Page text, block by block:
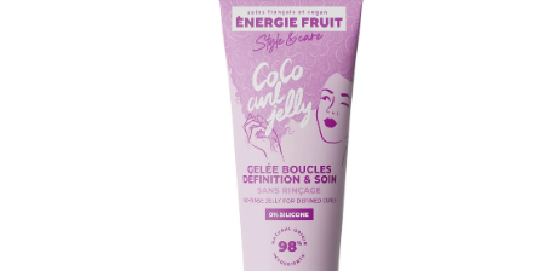
je valide fonctionne je l'utilise pour les cheveux de mes filles
Il fait de mes cheveux ondulés une vraie pépite et les rebondies